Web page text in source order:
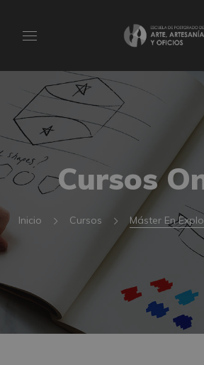
Cursos
Inicio Cursos Máster En